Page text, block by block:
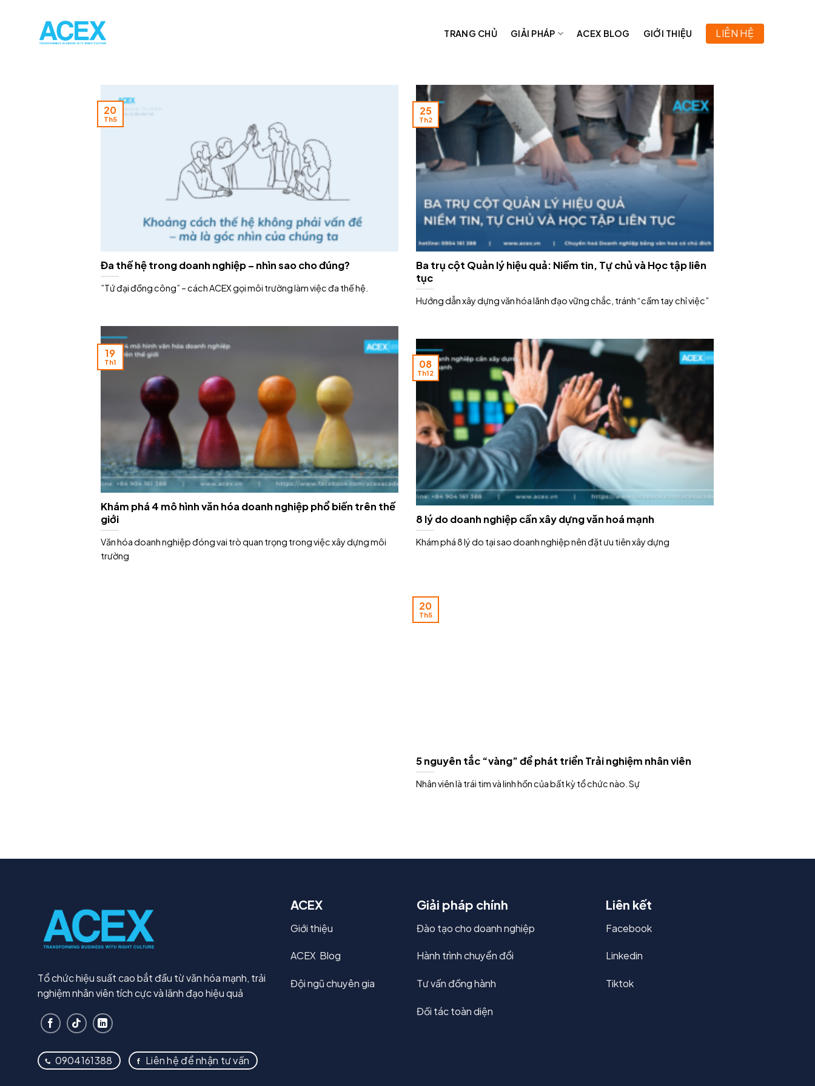
TRANG CHỦ GIẢI PHÁP ACEX BLOG GIỚI THIỆU LIÊN HỆ
Đa thế hệ trong doanh nghiệp – nhìn sao cho đúng?
”Tứ đại đồng công” – cách ACEX gọi môi trường làm việc đa thế hệ.
20
Th5
Ba trụ cột Quản lý hiệu quả: Niềm tin, Tự chủ và Học tập liên
tục
Hướng dẫn xây dựng văn hóa lãnh đạo vững chắc, tránh “cầm tay chỉ việc”
25
Th2
Khám phá 4 mô hình văn hóa doanh nghiệp phổ biến trên thế
giới
Văn hóa doanh nghiệp đóng vai trò quan trọng trong việc xây dựng môi
trường
19
Th1
8 lý do doanh nghiệp cần xây dựng văn hoá mạnh
Khám phá 8 lý do tại sao doanh nghiệp nên đặt ưu tiên xây dựng
08
Th12
5 nguyên tắc “vàng” để phát triển Trải nghiệm nhân viên
Nhân viên là trái tim và linh hồn của bất kỳ tổ chức nào. Sự
20
Th5
Tổ chức hiệu suất cao bắt đầu từ văn hóa mạnh, trải
nghiệm nhân viên tích cực và lãnh đạo hiệu quả
0904161388 Liên hệ để nhận tư vấn
ACEX
Giới thiệu
ACEX Blog
Đội ngũ chuyên gia
Giải pháp chính
Đào tạo cho doanh nghiệp
Hành trình chuyển đổi
Tư vấn đồng hành
Đối tác toàn diện
Liên kết
Facebook
Linkedin
Tiktok